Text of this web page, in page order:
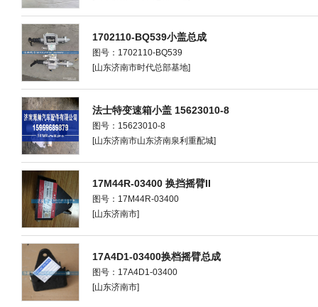
1702110-BQ539小盖总成
图号：1702110-BQ539
[山东济南市时代总部基地]
法士特变速箱小盖 15623010-8
图号：15623010-8
[山东济南市山东济南泉利重配城]
17M44R-03400 换挡摇臂II
图号：17M44R-03400
[山东济南市]
17A4D1-03400换档摇臂总成
图号：17A4D1-03400
[山东济南市]